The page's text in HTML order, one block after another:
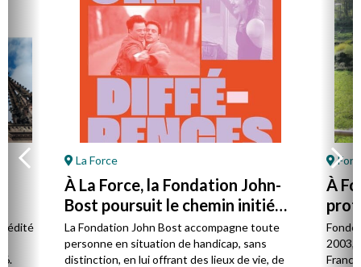
édité
La Force
À La Force, la Fondation John-
Bost poursuit le chemin initié
par son fondateur
La Fondation John Bost accompagne toute
personne en situation de handicap, sans
distinction, en lui offrant des lieux de vie, de
À
à la
Fondé
2003,